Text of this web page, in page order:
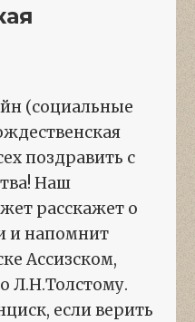
(социальные
поздравить с
Наш
расскажет о
и напомнит
Ассизском,
Л.Н.Толстому.
если верить